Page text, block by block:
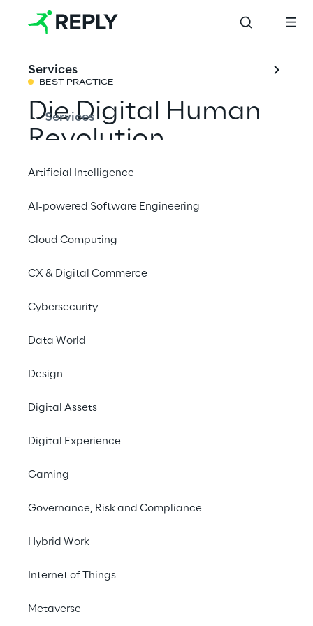
Services
Services
Artificial Intelligence
AI-powered Software Engineering
Cloud Computing
CX & Digital Commerce
Cybersecurity
Data World
Design
Digital Assets
Digital Experience
Gaming
Governance, Risk and Compliance
Hybrid Work
Internet of Things
Metaverse
BEST PRACTICE
Die Digital Human
Revolution
Assistenten der nächsten Generation von
Ihre Fragen zu beantworten.
#Digital Humans
MARGO-T ist ein virtueller Assistent, der Sie